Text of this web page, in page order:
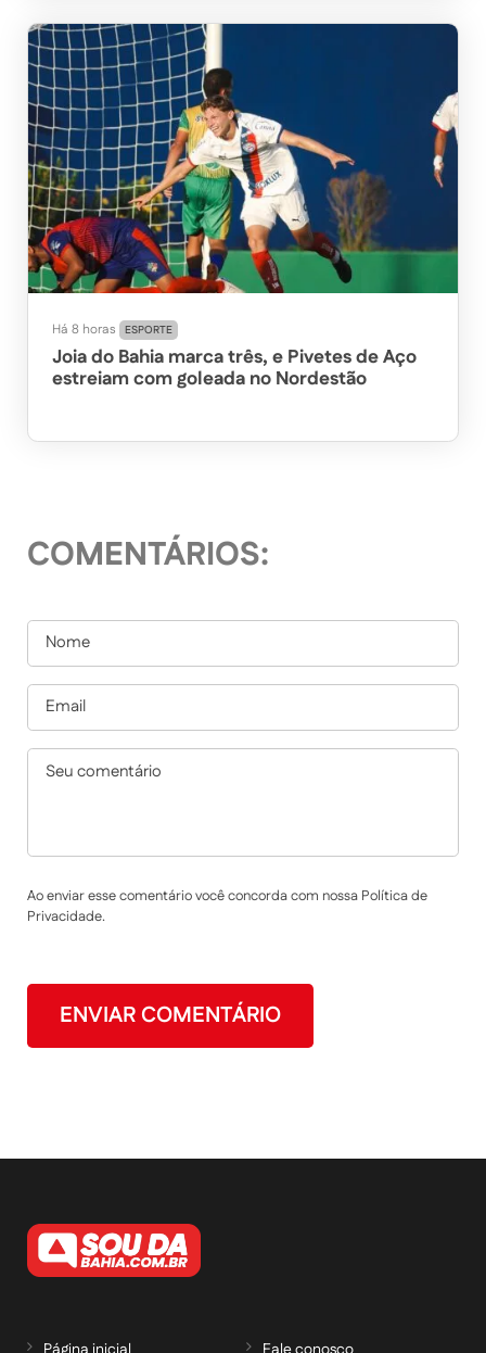
Há 8 horas ESPORTE
Joia do Bahia marca três, e Pivetes de Aço
estreiam com goleada no Nordestão
COMENTÁRIOS:
Ao enviar esse comentário você concorda com nossa Política de
Privacidade.